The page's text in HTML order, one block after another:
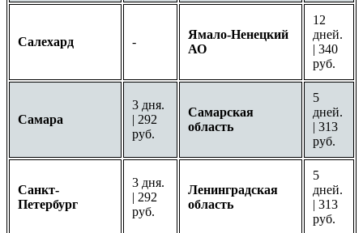
Салехард -
Ямало-Ненецкий
АО
12
дней.
| 340
руб.
Самара
3 дня.
| 292
руб.
Самарская
область
5
дней.
| 313
руб.
Санкт-
Петербург
3 дня.
| 292
руб.
Ленинградская
область
5
дней.
| 313
руб.